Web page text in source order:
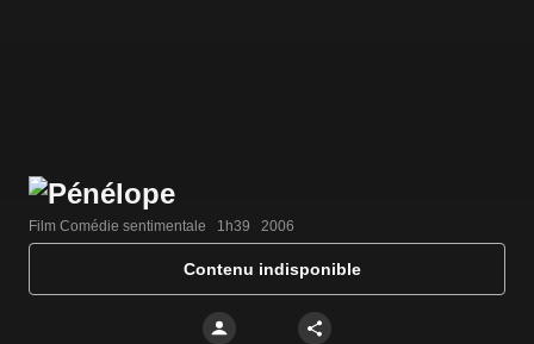
Film Comédie sentimentale   1h39   2006
Contenu indisponible